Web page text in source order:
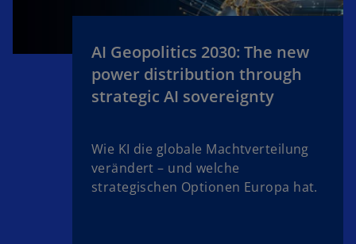
g
ö
ff
n
AI Geopolitics 2030: The new
power distribution through
strategic AI sovereignty
Wie KI die globale Machtverteilung
verändert – und welche
strategischen Optionen Europa hat.
e
n
e
n
e
u
e